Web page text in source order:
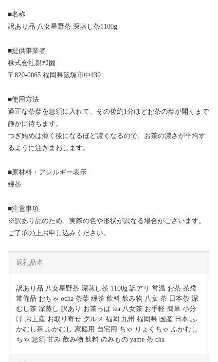
■名称
訳あり品 八女星野茶 深蒸し茶1100g
■提供事業者
株式会社親和園
〒820-0065 福岡県飯塚市中430
■使用方法
適正な茶葉を急須に入れて、その後約1分ほどお茶の葉が開くまで
静かに待ちます。
つぎ始めは薄く後になるほど濃くなるので、お茶の濃さが平均す
るように注ぎまわします。
■原材料・アレルギー表示
緑茶
■注意事項
※訳あり品のため、実際の色や形状が異なる場合がございます。
ご了承の上お申し込みください。
返礼品名
訳あり品 八女星野茶 深蒸し茶 1100g 訳アリ 常温 お茶 茶袋
常備品 おちゃ ocha 茶葉 緑茶 飲料 飲み物 八女 茶 日本茶 深
むし茶 深蒸し 訳あり お茶っぱ tea 八女茶 お手軽 簡単 小分
け お土産 お取り寄せ グルメ 福岡 九州 福岡県 国産 日本 ふ
かむし茶 ふかむし 家庭用 自宅用 ちゃ りょくちゃ ふかむし
ちゃ 急須 甘み 飲み物 飲料 のみもの yame 茶 cha